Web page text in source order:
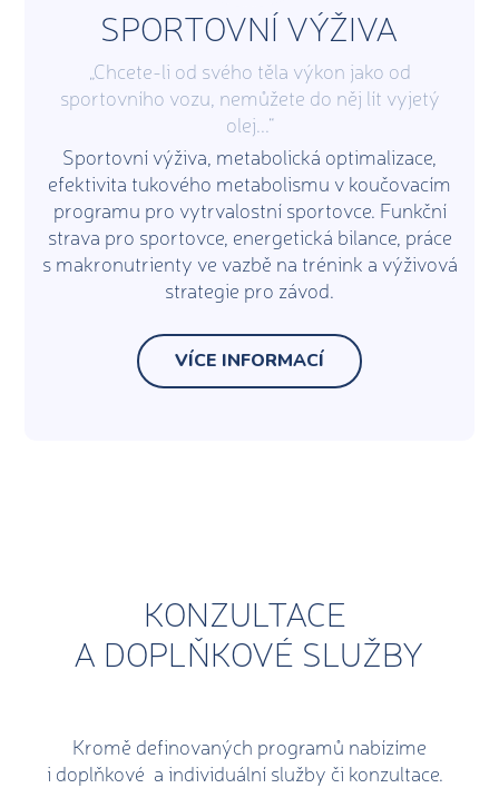
SPORTOVNÍ VÝŽIVA
„Chcete-li od svého těla výkon jako od
sportovního vozu, nemůžete do něj lít vyjetý
olej...“
Sportovní výživa, metabolická optimalizace,
efektivita tukového metabolismu v koučovacím
programu pro vytrvalostní sportovce. Funkční
strava pro sportovce, energetická bilance, práce
s makronutrienty ve vazbě na trénink a výživová
strategie pro závod.
VÍCE INFORMACÍ
KONZULTACE
A DOPLŇKOVÉ SLUŽBY
Kromě definovaných programů nabízíme
i doplňkové a individuální služby či konzultace.